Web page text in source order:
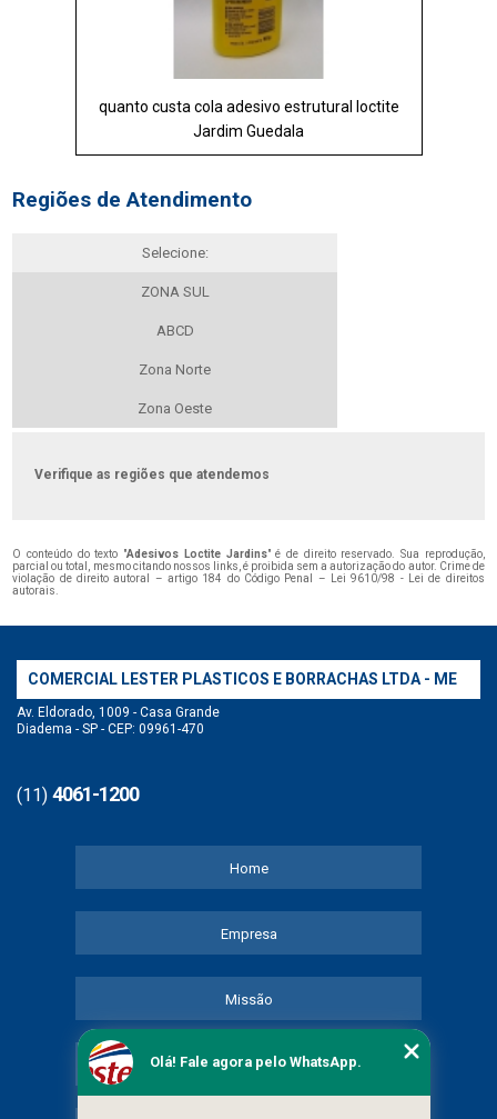
quanto custa cola adesivo estrutural loctite
Jardim Guedala
Regiões de Atendimento
Selecione:
ZONA SUL
ABCD
Zona Norte
Zona Oeste
Verifique as regiões que atendemos
O conteúdo do texto "Adesivos Loctite Jardins" é de direito reservado. Sua reprodução,
parcial ou total, mesmo citando nossos links, é proibida sem a autorização do autor. Crime de
violação de direito autoral – artigo 184 do Código Penal –
Lei 9610/98 - Lei de direitos
autorais
COMERCIAL LESTER PLASTICOS E BORRACHAS LTDA - ME
Av. Eldorado, 1009 - Casa Grande
Diadema - SP - CEP: 09961-470
(11) 4061-1200
Home
Empresa
Missão
Serviços
Olá! Fale agora pelo WhatsApp.